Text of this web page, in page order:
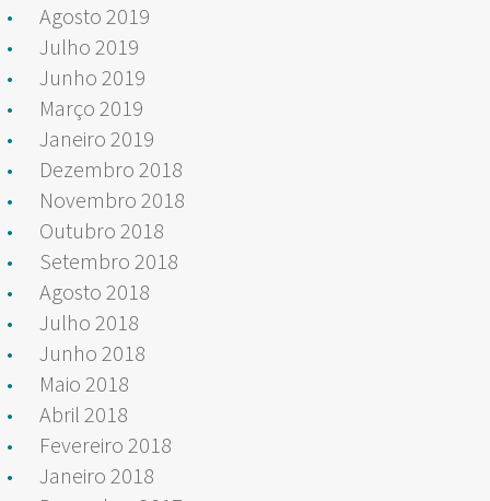
Agosto 2019
Julho 2019
Junho 2019
Março 2019
Janeiro 2019
Dezembro 2018
Novembro 2018
Outubro 2018
Setembro 2018
Agosto 2018
Julho 2018
Junho 2018
Maio 2018
Abril 2018
Fevereiro 2018
Janeiro 2018